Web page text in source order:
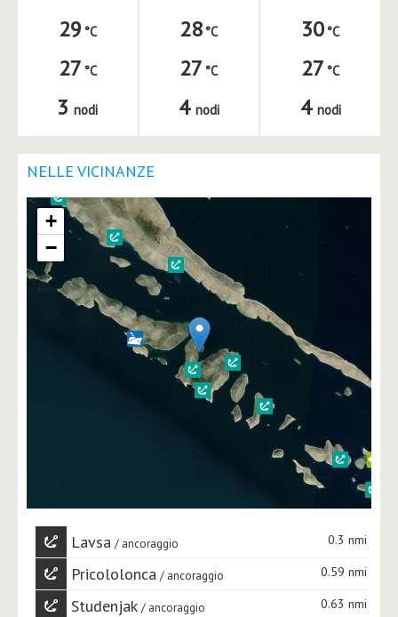
29
27
3 nodi
28
27
4 nodi
30
27
4 nodi
NELLE VICINANZE
+
−
Lavsa ancoraggio 0.3 nmi
Pricololonca ancoraggio 0.59 nmi
Studenjak ancoraggio 0.63 nmi